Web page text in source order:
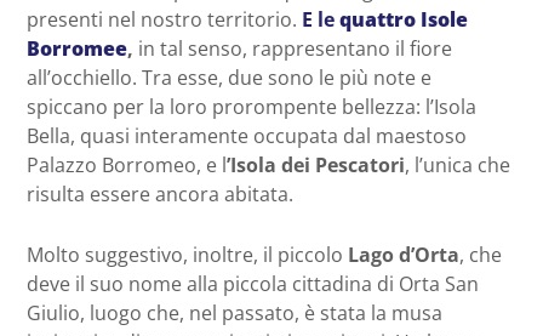
presenti nel nostro territorio. E lequattro Isole
Borromee, in tal senso, rappresentano il fiore
all’occhiello. Tra esse, due sono le più note e
spiccano per la loro prorompente bellezza: l’Isola
Bella, quasi interamente occupata dal maestoso
Palazzo Borromeo, e l’Isola dei Pescatori, l’unica che
risulta essere ancora abitata.
Molto suggestivo, inoltre, il piccolo Lago d’Orta, che
deve il suo nome alla piccola cittadina di Orta San
Giulio, luogo che, nel passato, è stata la musa